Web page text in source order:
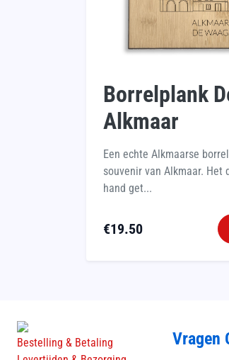
Borrelplank
Alkmaar
Een echte Alkmaarse
souvenir van Alkmaar. Het
hand get...
€19.50
Bestelling & Betaling
Vragen